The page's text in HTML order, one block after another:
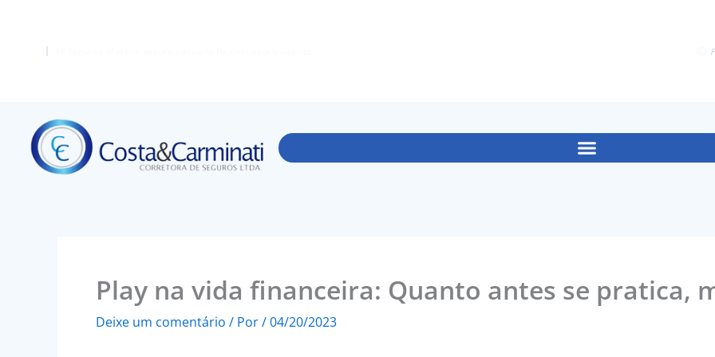
Play na vida financeira: Quanto antes se pratica,
Deixe um comentário / Por/04/20/2023